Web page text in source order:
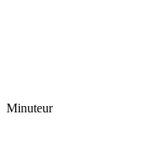
Minuteur